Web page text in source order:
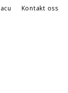
Kontakt oss